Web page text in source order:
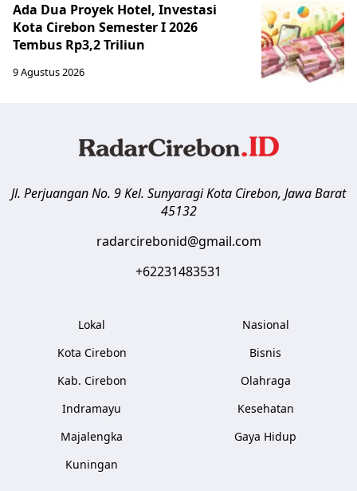
Ada Dua Proyek Hotel, Investasi
Kota Cirebon Semester I 2026
Tembus Rp3,2 Triliun
9 Agustus 2026
Jl. Perjuangan No. 9 Kel. SunyaragiKota Cirebon, Jawa Barat
45132
radarcirebonid@gmail.com
+62231483531
Lokal
Kota Cirebon
Kab. Cirebon
Indramayu
Majalengka
Kuningan
Nasional
Bisnis
Olahraga
Kesehatan
Gaya Hidup